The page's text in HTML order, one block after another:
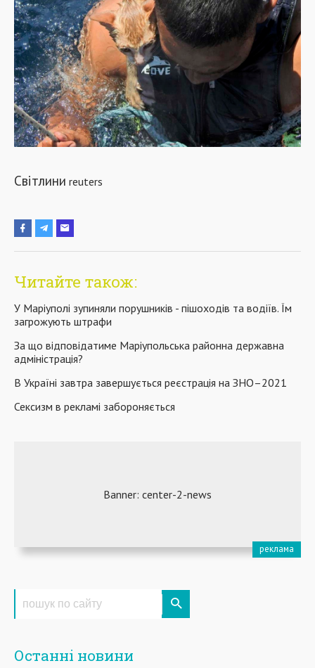
Світлини reuters
Читайте також:
У Маріуполі зупиняли порушників - пішоходів та водіїв. Їм
загрожують штрафи
За що відповідатиме Маріупольська районна державна
адміністрація?
В Україні завтра завершується реєстрація на ЗНО–2021
Сексизм в рекламі забороняється
Останні новини